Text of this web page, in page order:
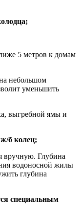
5 метров к домам
небольшом
уменьшить
выгребной ямы и
б колец;
вручную. Глубина
водоносной жилы
глубина
специальным